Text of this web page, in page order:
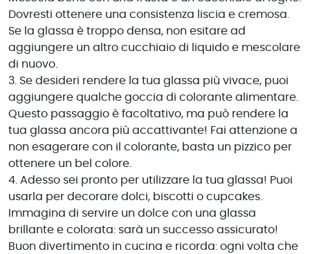
Dovresti ottenere una consistenza liscia e cremosa.
Se la glassa è troppo densa, non esitare ad
aggiungere un altro cucchiaio di liquido e mescolare
di nuovo.
3. Se desideri rendere la tua glassa più vivace, puoi
aggiungere qualche goccia di colorante alimentare.
Questo passaggio è facoltativo, ma può rendere la
tua glassa ancora più accattivante! Fai attenzione a
non esagerare con il colorante, basta un pizzico per
ottenere un bel colore.
4. Adesso sei pronto per utilizzare la tua glassa! Puoi
usarla per decorare dolci, biscotti o cupcakes.
Immagina di servire un dolce con una glassa
brillante e colorata: sarà un successo assicurato!
Buon divertimento in cucina e ricorda: ogni volta che